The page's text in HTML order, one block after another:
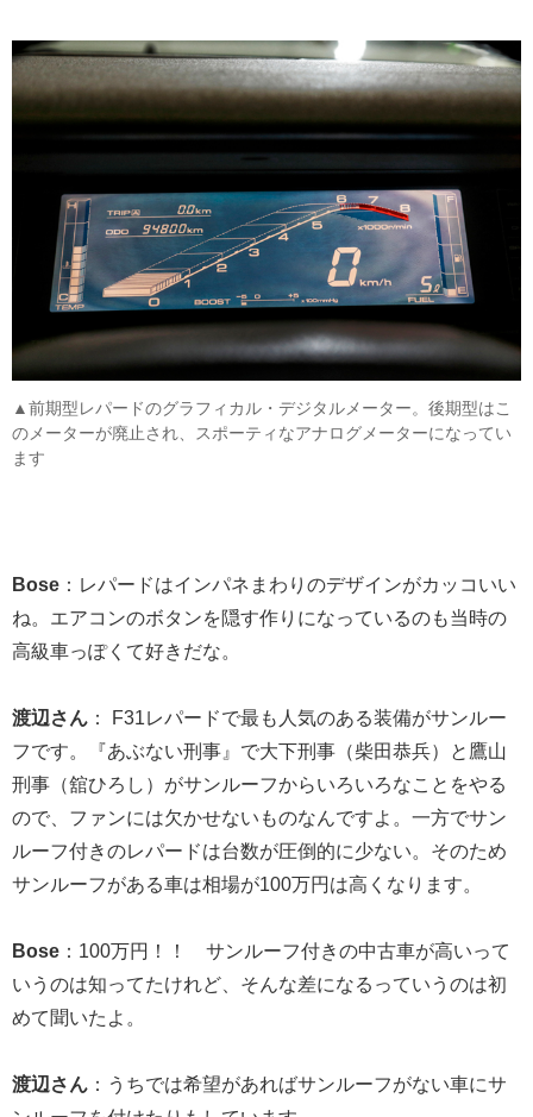
▲前期型レパードのグラフィカル・デジタルメーター。後期型はこ
のメーターが廃止され、スポーティなアナログメーターになってい
ます
Bose ：レパードはインパネまわりのデザインがカッコいい
ね。エアコンのボタンを隠す作りになっているのも当時の
高級車っぽくて好きだな。
渡辺さん ： F31レパードで最も人気のある装備がサンルー
フです。『あぶない刑事』で大下刑事（柴田恭兵）と鷹山
刑事（舘ひろし）がサンルーフからいろいろなことをやる
ので、ファンには欠かせないものなんですよ。一方でサン
ルーフ付きのレパードは台数が圧倒的に少ない。そのため
サンルーフがある車は相場が100万円は高くなります。
Bose ：100万円！！ サンルーフ付きの中古車が高いって
いうのは知ってたけれど、そんな差になるっていうのは初
めて聞いたよ。
渡辺さん ：うちでは希望があればサンルーフがない車にサ